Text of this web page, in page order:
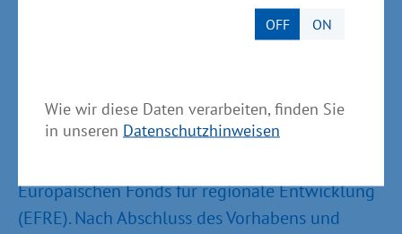
OFF ON
Wie wir diese Daten verarbeiten, finden Sie
in unseren Datenschutzhinweisen
Wirtschaftsministerium unterstützt die
Projektpartner des Verbundvorhabens mit rund
Europäischen Fonds für regionale Entwicklung
(EFRE). Nach Abschluss des Vorhabens und